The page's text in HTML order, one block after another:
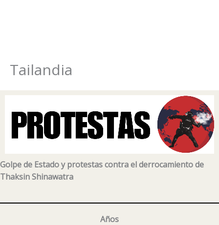
Tailandia
Golpe de Estado y protestas contra el derrocamiento de
Thaksin Shinawatra
Años